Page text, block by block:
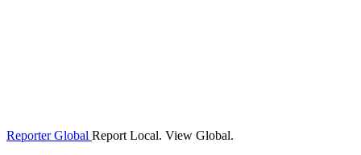
Reporter Global Report Local. View Global.